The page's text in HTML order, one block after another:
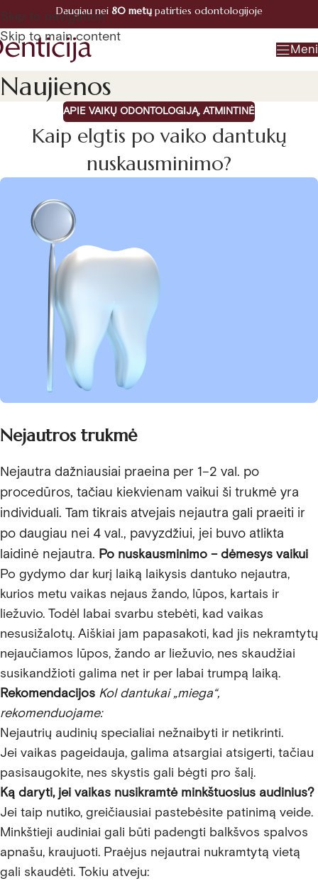
Skip to navigation
Skip to main content
+370 660 07770 Registracija
Daugiau nei 80 metųpatirties odontologijoje
Naujienos
APIE VAIKŲ ODONTOLOGIJĄ, ATMINTINĖ
Kaip elgtis po vaiko dantukų
nuskausminimo?
Nejautros trukmė
Nejautra dažniausiai praeina per 1–2 val. po
procedūros, tačiau kiekvienam vaikui ši trukmė yra
individuali. Tam tikrais atvejais nejautra gali praeiti ir
po daugiau nei 4 val., pavyzdžiui, jei buvo atlikta
laidinė nejautra. Po nuskausminimo – dėmesys vaikui
Po gydymo dar kurį laiką laikysis dantuko nejautra,
kurios metu vaikas nejaus žando, lūpos, kartais ir
liežuvio. Todėl labai svarbu stebėti, kad vaikas
nesusižalotų. Aiškiai jam papasakoti, kad jis nekramtytų
nejaučiamos lūpos, žando ar liežuvio, nes skaudžiai
susikandžioti galima net ir per labai trumpą laiką.
Rekomendacijos Kol dantukai „miega“,
rekomenduojame:
Nejautrių audinių specialiai nežnaibyti ir netikrinti.
Jei vaikas pageidauja, galima atsargiai atsigerti, tačiau
pasisaugokite, nes skystis gali bėgti pro šalį.
Ką daryti, jei vaikas nusikramtė minkštuosius audinius?
Jei taip nutiko, greičiausiai pastebėsite patinimą veide.
Minkštieji audiniai gali būti padengti balkšvos spalvos
apnašu, kraujuoti. Praėjus nejautrai nukramtytą vietą
gali skaudėti. Tokiu atveju: